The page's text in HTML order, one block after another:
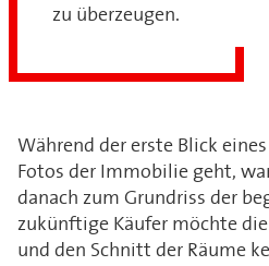
zu überzeugen.
Während der erste Blick
Fotos der Immobilie geht,
danach zum Grundriss der
zukünftige Käufer möchte
und den Schnitt der Räume